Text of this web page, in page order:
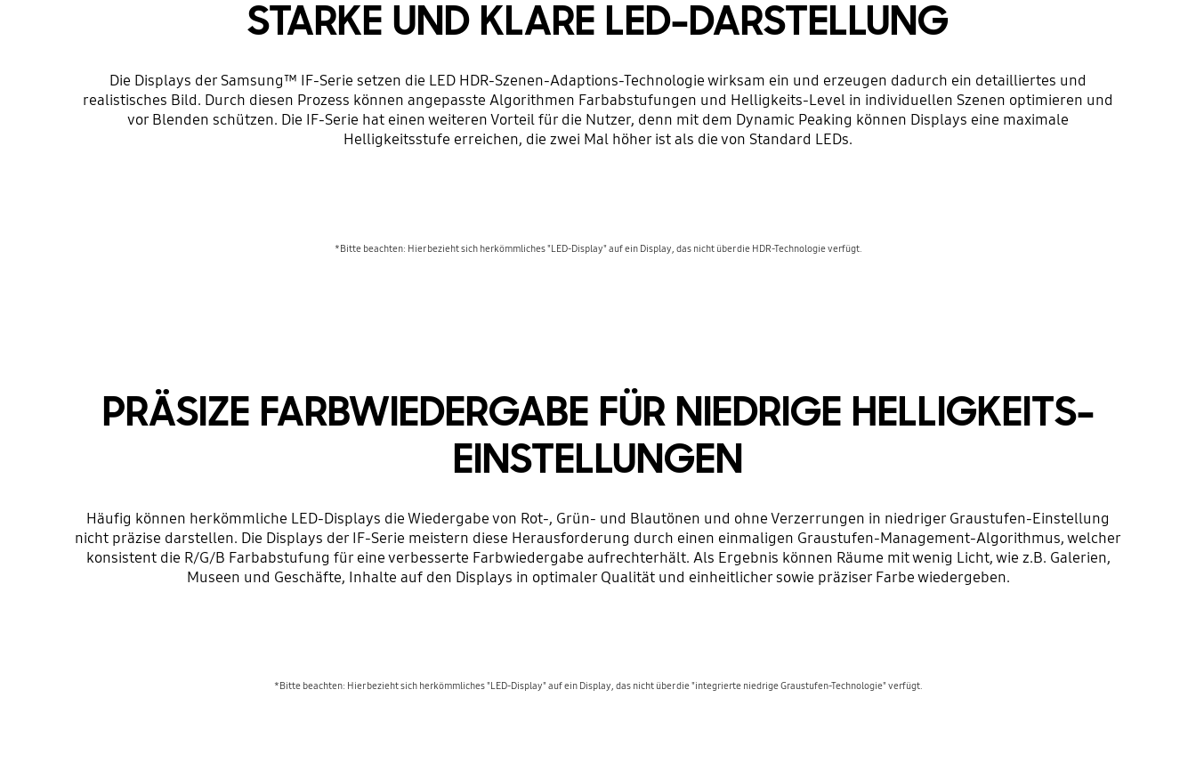
STARKE UND KLARE LED-DARSTELLUNG
Die Displays der Samsung™ IF-Serie setzen die LED HDR-Szenen-Adaptions-Technologie wirksam ein und erzeugen dadurch ein detailliertes und
realistisches Bild. Durch diesen Prozess können angepasste Algorithmen Farbabstufungen und Helligkeits-Level in individuellen Szenen optimieren und
vor Blenden schützen. Die IF-Serie hat einen weiteren Vorteil für die Nutzer, denn mit dem Dynamic Peaking können Displays eine maximale
Helligkeitsstufe erreichen, die zwei Mal höher ist als die von Standard LEDs.
*Bitte beachten: Hier bezieht sich herkömmliches "LED-Display" auf ein Display, das nicht über die HDR-Technologie verfügt.
PRÄSIZE FARBWIEDERGABE FÜR NIEDRIGE HELLIGKEITS-
EINSTELLUNGEN
Häufig können herkömmliche LED-Displays die Wiedergabe von Rot-, Grün- und Blautönen und ohne Verzerrungen in niedriger Graustufen-Einstellung
nicht präzise darstellen. Die Displays der IF-Serie meistern diese Herausforderung durch einen einmaligen Graustufen-Management-Algorithmus, welcher
konsistent die R/G/B Farbabstufung für eine verbesserte Farbwiedergabe aufrechterhält. Als Ergebnis können Räume mit wenig Licht, wie z.B. Galerien,
Museen und Geschäfte, Inhalte auf den Displays in optimaler Qualität und einheitlicher sowie präziser Farbe wiedergeben.
*Bitte beachten: Hier bezieht sich herkömmliches "LED-Display" auf ein Display, das nicht über die "integrierte niedrige Graustufen-Technologie" verfügt.